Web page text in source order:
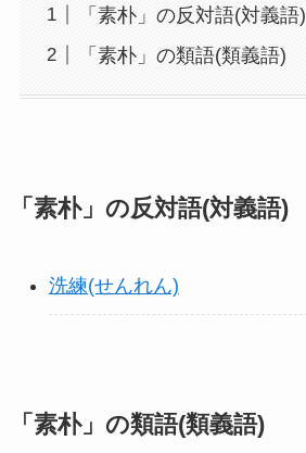
「素朴」の反対語(対義語)
「素朴」の類語(類義語)
「素朴」の反対語(対義語)
洗練(せんれん)
「素朴」の類語(類義語)